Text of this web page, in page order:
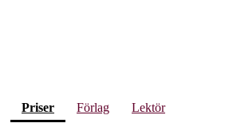
Priser(current)
Förlag Lektör